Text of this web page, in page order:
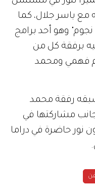
ياسر جلال، كما
وهو أحد برامج
برفقة كل من
فهمي ومحمد
رفقة محمد
مشاركتها في
نور حاضرة في دراما